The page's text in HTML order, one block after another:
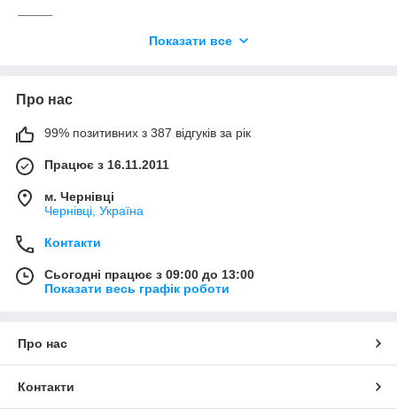
⸻
Передні фари Honda Accord 11
• LED оптика (ближний / дальний свет)
• адаптивні фари (залежно від комплектації)
та повністю відповідають заводським параметрам
автомобіля.
⸻
Задні ліхтарі Honda Accord 11
• задні ліхтарі (лівий/правий)
• ліхтарі в кришку багажника
Задня оптика забезпечує чудову видимість автомобіля на
дорозі та сучасний зовнішній вигляд.
⸻
Показати все
Про нас
99% позитивних з 387 відгуків за рік
Працює з 16.11.2011
м. Чернівці
Чернівці, Україна
Контакти
Сьогодні працює з 09:00 до 13:00
Показати весь графік роботи
Про нас
Контакти